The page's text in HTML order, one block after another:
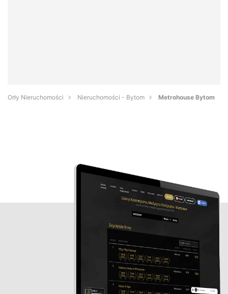
Orły Nieruchomości Nieruchomości - Bytom Metrohouse Bytom